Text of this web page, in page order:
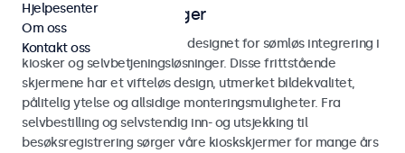
selvbetjeningsløsninger
Skjermer og touchskjermer designet for sømløs integrering i
kiosker og selvbetjeningsløsninger. Disse frittstående
skjermene har et vifteløs design, utmerket bildekvalitet,
pålitelig ytelse og allsidige monteringsmuligheter. Fra
selvbestilling og selvstendig inn- og utsjekking til
besøksregistrering sørger våre kioskskjermer for mange års
Hjelpesenter
Om oss
Kontakt oss